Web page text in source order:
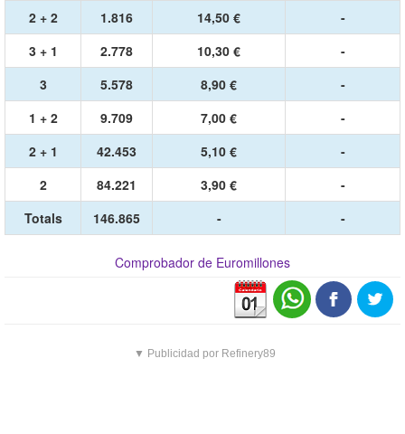
2 + 2
1.816 14,50 €
-
3 + 1
2.778 10,30 €
-
3
5.578 8,90 €
-
1 + 2
9.709 7,00 €
-
2 + 1
42.453 5,10 €
-
2
84.221 3,90 €
-
Totals
146.865 - -
Comprobador de Euromillones
▼ Publicidad por Refinery89